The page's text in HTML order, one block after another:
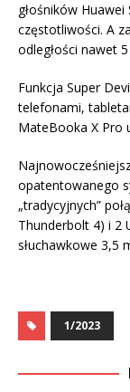
głośników
częstotliwości. A
odległości nawet
Funkcja Super
telefonami,
MateBooka X Pro
opatentowanego
„tradycyjnych”
Thunderbolt 4) i 2
słuchawkowe 3,5
1/2023